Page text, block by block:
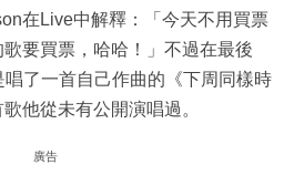
在Live中解釋：「今天不用買票
要買票，哈哈！」不過在最後
了一首自己作曲的《下周同樣時
他從未有公開演唱過。
廣告